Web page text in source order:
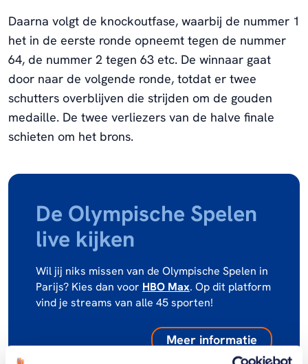
Daarna volgt de knockoutfase, waarbij de nummer 1
het in de eerste ronde opneemt tegen de nummer
64, de nummer 2 tegen 63 etc. De winnaar gaat
door naar de volgende ronde, totdat er twee
schutters overblijven die strijden om de gouden
medaille. De twee verliezers van de halve finale
schieten om het brons.
De Olympische Spelen
live kijken
Wil jij niks missen van de Olympische Spelen in
Parijs? Kies dan voor HBO Max. Op dit platform
vind je streams van alle 45 sporten!
Meer informatie